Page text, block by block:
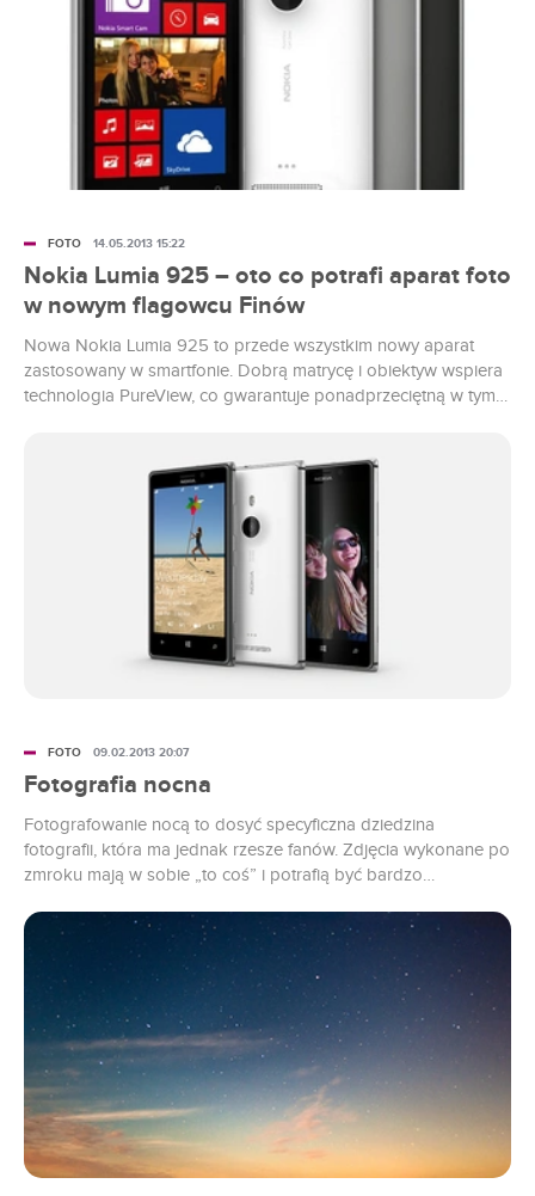
Nokia Lumia 925 – oto co potrafi aparat foto
w nowym flagowcu Finów
Nowa Nokia Lumia 925 to przede wszystkim nowy aparat
zastosowany w smartfonie. Dobrą matrycę i obiektyw wspiera
technologia PureView, co gwarantuje ponadprzeciętną w tym
FOTO 14.05.2013 15:22
Fotografia nocna
Fotografowanie nocą to dosyć specyficzna dziedzina
fotografii, która ma jednak rzesze fanów. Zdjęcia wykonane po
zmroku mają w sobie „to coś” i potrafią być bardzo
fotografom. W niniejszym tekście znajdziecie garść porad, jak
zrobić dobre zdjęcie nocne.
FOTO 09.02.2013 20:07